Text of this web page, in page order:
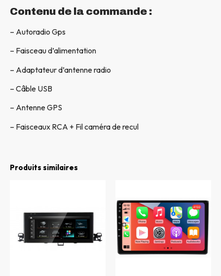
Contenu de la commande :
– Autoradio Gps
– Faisceau d’alimentation
– Adaptateur d’antenne radio
– Câble USB
– Antenne GPS
– Faisceaux RCA + Fil caméra de recul
Produits similaires